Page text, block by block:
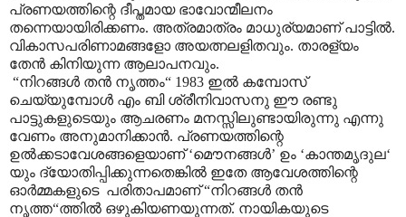
പ്രണയത്തിന്റെ ദീപ്തമായ ഭാവോന്മീലനം
തന്നെയായിരിക്കണം. അത്രമാത്രം മാധുര്യമാണ് പാട്ടിൽ.
വികാസപരിണാമങ്ങളോ അയത്നലളിതവും. താരള്യം
തേൻ കിനിയുന്ന ആലാപനവും.
“നിറങ്ങൾ തൻ നൃത്തം“ 1983 ഇൽ കമ്പോസ്
ചെയ്യുമ്പോൾ എം ബി ശ്രീനിവാസനു ഈ രണ്ടു
പാട്ടുകളുടെയും ആചരണം മനസ്സിലുണ്ടായിരുന്നു എന്നു
വേണം അനുമാനിക്കാൻ. പ്രണയത്തിന്റെ
ഉൽക്കടാവേശങ്ങളെയാണ് ‘മൌനങ്ങൾ’ ഉം ‘കാന്തമൃദുല‘
യും ദ്യോതിപ്പിക്കുന്നതെങ്കിൽ ഇതേ ആവേശത്തിന്റെ
ഓർമ്മകളുടെ പരിതാപമാണ് “നിറങ്ങൾ തൻ
നൃത്ത“ത്തിൽ ഒഴുകിയണയുന്നത്. നായികയുടെ